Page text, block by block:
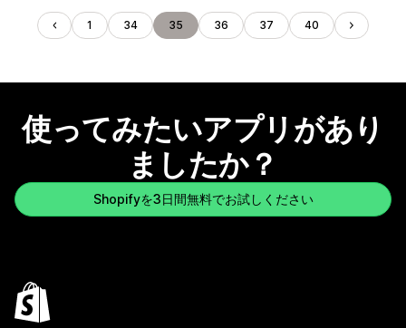
1 34 35 36 37 40
使ってみたいアプリがあり
ましたか？
Shopifyを3日間無料でお試しください